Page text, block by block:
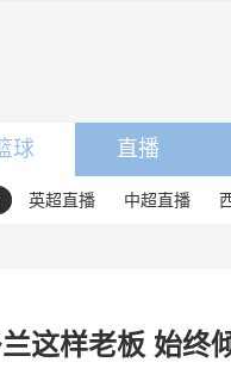
球 直播
英超直播 中超直播
这样老板 始终